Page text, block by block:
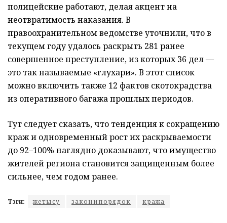
полицейские работают, делая акцент на
неотвратимость наказания. В
правоохранительном ведомстве уточнили, что в
текущем году удалось раскрыть 281 ранее
совершенное преступление, из которых 36 дел —
это так называемые «глухари». В этот список
можно включить также 12 фактов скотокрадства
из оперативного багажа прошлых периодов.
Тут следует сказать, что тенденция к сокращению
краж и одновременный рост их раскрываемости
до 92–100% наглядно доказывают, что имущество
жителей региона становится защищенным более
сильнее, чем годом ранее.
Тэги: жетысу законипорядок кража